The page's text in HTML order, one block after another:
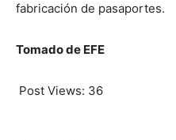
fabricación de pasaportes.
Tomado de EFE
Post Views: 36